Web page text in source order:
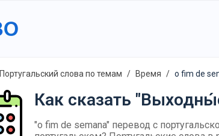
Португальский слова по темам Время o fim de
Как сказать
"o fim de semana" перевод с